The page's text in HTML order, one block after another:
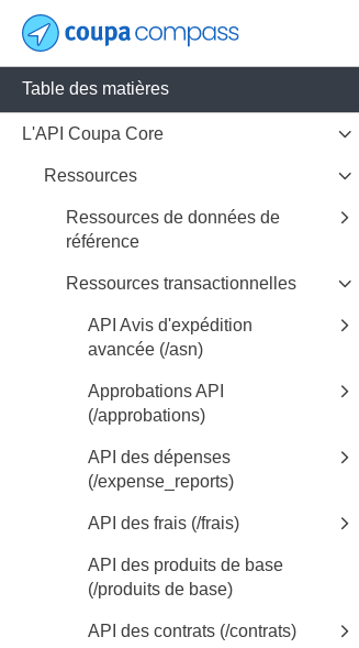
Table des matières
L'API Coupa Core
Ressources
Ressources de données de
référence
Ressources transactionnelles
API Avis d'expédition
avancée (/asn)
Approbations API
(/approbations)
API des dépenses
(/expense_reports)
API des frais (/frais)
API des produits de base
(/produits de base)
API des contrats (/contrats)